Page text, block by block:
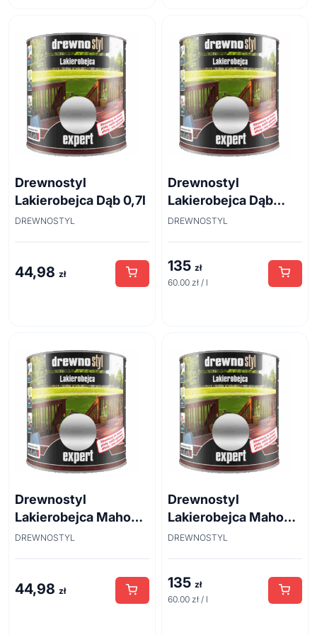
Drewnostyl
Lakierobejca Dąb 0,7l
DREWNOSTYL
44,98 zł
Drewnostyl
Lakierobejca Dąb
2,25l
DREWNOSTYL
135 zł
60.00 zł / l
Drewnostyl
Lakierobejca Mahoń
0,7l
DREWNOSTYL
44,98 zł
Drewnostyl
Lakierobejca Mahoń
2,25l
DREWNOSTYL
135 zł
60.00 zł / l